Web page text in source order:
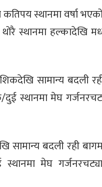
स्थानमा वर्षा
स्थानमा हल्कादेखि
सामान्य बदली
स्थानमा मेघ
बदली रही
मेघ